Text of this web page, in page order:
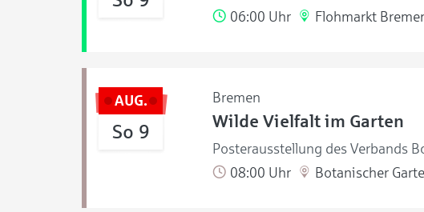
06:00 Uhr Flohmarkt
AUG.
So 9
Bremen
Wilde Vielfalt im Garten
Posterausstellung des Verbands
08:00 Uhr
Botanischer